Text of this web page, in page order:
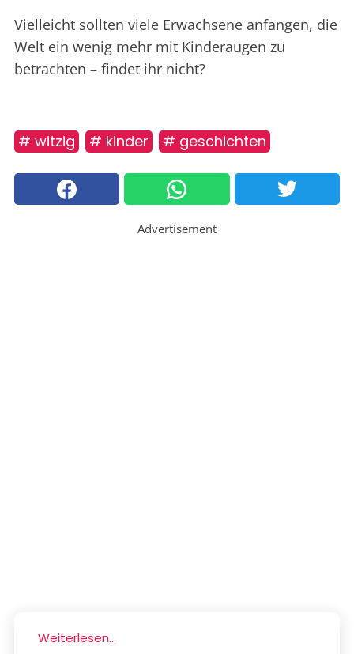
Vielleicht sollten viele Erwachsene anfangen, die
Welt ein wenig mehr mit Kinderaugen zu
betrachten – findet ihr nicht?
# witzig # kinder # geschichten
Advertisement
Weiterlesen...